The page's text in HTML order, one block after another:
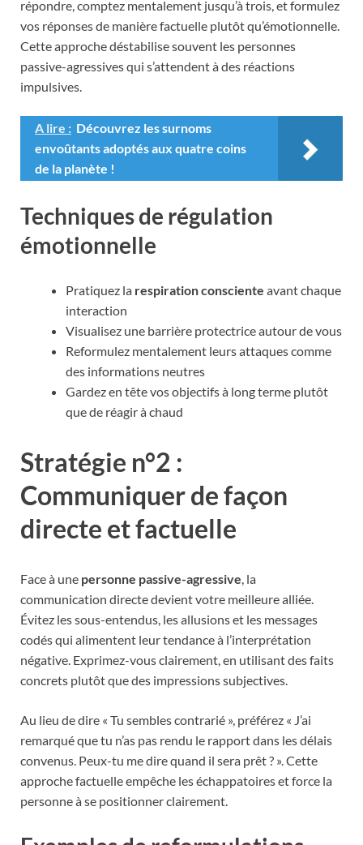
répondre, comptez mentalement jusqu’à trois, et formulez
vos réponses de manière factuelle plutôt qu’émotionnelle.
Cette approche déstabilise souvent les personnes
passive-agressives qui s’attendent à des réactions
impulsives.
A lire : Découvrez les surnoms
envoûtants adoptés aux quatre coins
de la planète !
Techniques de régulation
émotionnelle
Pratiquez la respiration consciente avant chaque
interaction
Visualisez une barrière protectrice autour de vous
Reformulez mentalement leurs attaques comme
des informations neutres
Gardez en tête vos objectifs à long terme plutôt
que de réagir à chaud
Stratégie n°2 :
Communiquer de façon
directe et factuelle
Face à une personne passive-agressive , la
communication directe devient votre meilleure alliée.
Évitez les sous-entendus, les allusions et les messages
codés qui alimentent leur tendance à l’interprétation
négative. Exprimez-vous clairement, en utilisant des faits
concrets plutôt que des impressions subjectives.
Au lieu de dire « Tu sembles contrarié », préférez « J’ai
remarqué que tu n’as pas rendu le rapport dans les délais
convenus. Peux-tu me dire quand il sera prêt ? ». Cette
approche factuelle empêche les échappatoires et force la
personne à se positionner clairement.